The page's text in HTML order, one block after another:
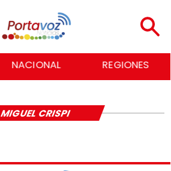
NACIONAL REGIONES
MIGUEL CRISPI